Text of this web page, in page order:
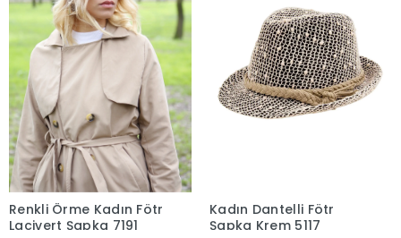
Renkli Örme Kadın Fötr
Lacivert Şapka 7191
Kadın Dantelli Fötr
Şapka Krem 5117